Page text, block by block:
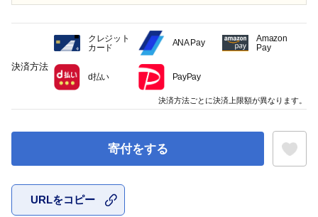
寄付をする
URLをコピー
決済方法
クレジット
カード
ANA Pay
Amazon
Pay
d払い PayPay
決済方法ごとに決済上限額が異なります。